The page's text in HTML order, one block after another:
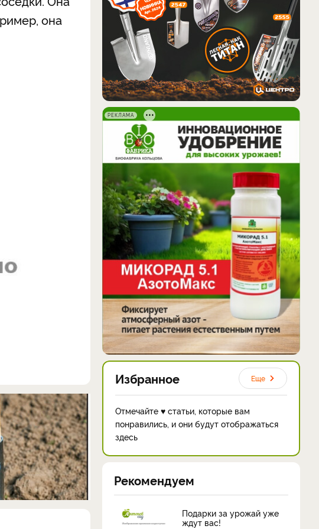
она
РЕКЛАМА
Избранное Еще
Отмечайте ♥ статьи, которые вам
понравились, и они будут отображаться
здесь
Рекомендуем
Подарки за урожай уже
ждут вас!